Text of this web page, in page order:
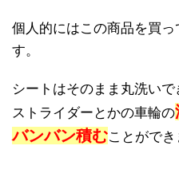
個人的にはこの商品を買
す。
シートはそのまま丸洗い
ストライダーとかの車輪の
バンバン積むことができ